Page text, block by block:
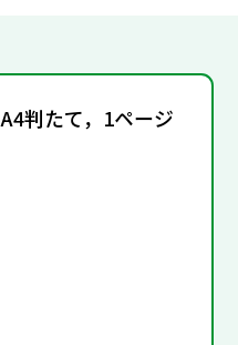
A4判たて，1ページ